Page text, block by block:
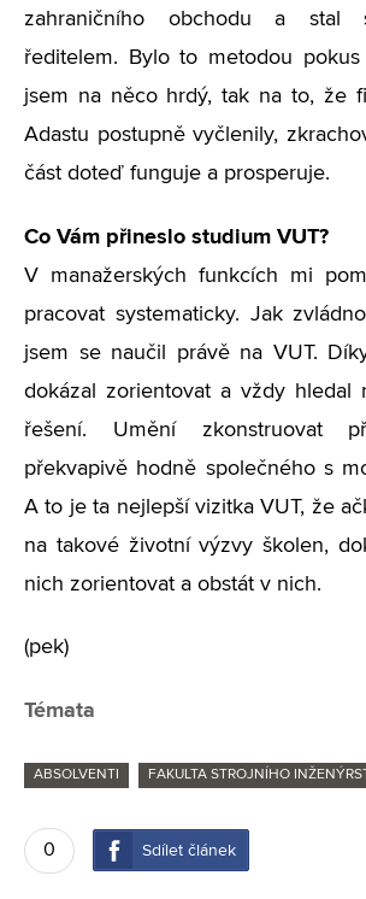
zahraničního obchodu a stal
ředitelem. Bylo to metodou
jsem na něco hrdý, tak na to, že
Adastu postupně vyčlenily,
část doteď funguje a prosperuje.
Co Vám přineslo studium VUT?
V manažerských funkcích mi
pracovat systematicky. Jak
jsem se naučil právě na VUT.
dokázal zorientovat a vždy hledal
řešení. Umění zkonstruovat
překvapivě hodně společného s
A to je ta nejlepší vizitka VUT, že
na takové životní výzvy školen,
nich zorientovat a obstát v nich.
(pek)
Témata
ABSOLVENTI FAKULTA STROJNÍHO
0 Sdílet článek